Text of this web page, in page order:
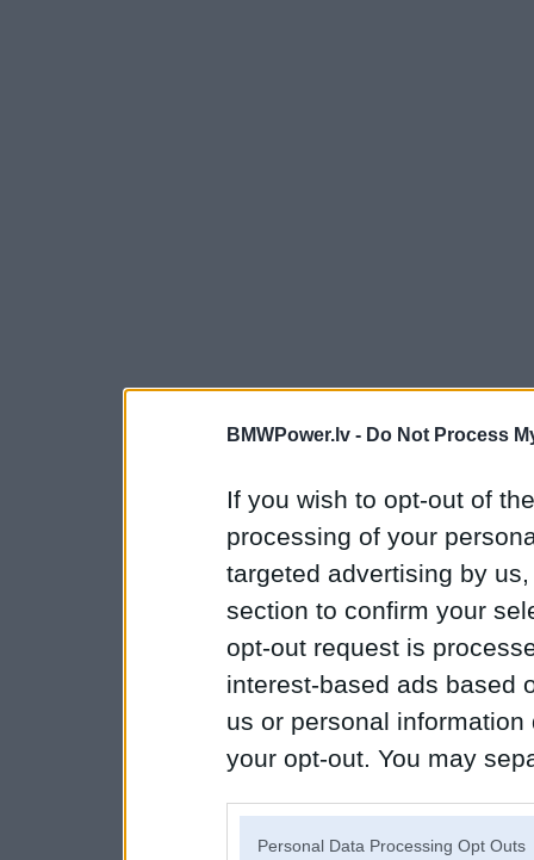
BMWPower.lv - Do Not Process
If you wish to opt-out of
processing of your
targeted advertising by
section to confirm your
opt-out request is
interest-based ads based
us or personal
your opt-out. You may
Personal Data Processing Opt Outs